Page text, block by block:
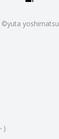
©yuta yoshimatsu
)